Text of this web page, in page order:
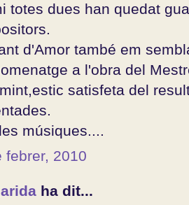
totes dues han quedat
d'Amor també em
a l'obra del
satisfeta del
músiques....
febrer, 2010
ha dit...